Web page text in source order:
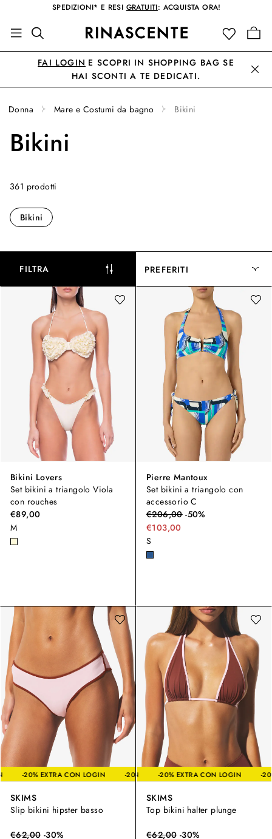
SPEDIZIONI* E RESI GRATUITI: ACQUISTA ORA!
FAI LOGIN E SCOPRI IN SHOPPING BAG SE
HAI SCONTI A TE DEDICATI.
Donna Mare e Costumi da bagno Bikini
Bikini
361 prodotti
Bikini
FILTRA PREFERITI
Bikini Lovers
Set bikini a triangolo Viola
con rouches
€89,00
M
Pierre Mantoux
Set bikini a triangolo con
accessorio C
€206,00-50%
€103,00
S
CON LOGIN -20% EXTRA CON LOGIN -20% EXTRA CON LOGIN
SKIMS
Slip bikini hipster basso
€62,00-30%
-20% EXTRA CON LOGIN -20% EXTRA CON
SKIMS
Top bikini halter plunge
€62,00-30%